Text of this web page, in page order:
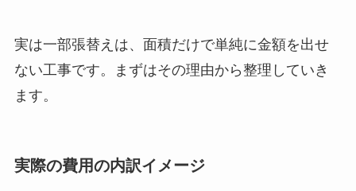
実は一部張替えは、面積だけで単純に金額を出せ
ない工事です。まずはその理由から整理していき
ます。
実際の費用の内訳イメージ